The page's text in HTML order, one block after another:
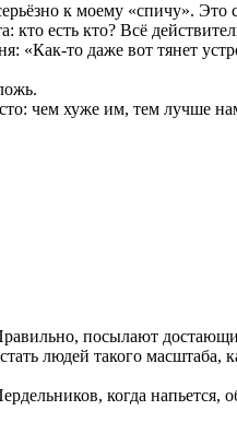
к моему «спичу». Это
кто есть кто? Всё
«Как-то даже вот тянет
чем хуже им, тем лучше
посылают
людей такого
когда напьется,